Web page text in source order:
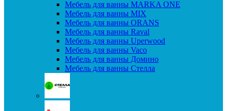
Мебель для ванны MARKA ONE
Мебель для ванны MIX
Мебель для ванны ORANS
Мебель для ванны Raval
Мебель для ванны Uperwood
Мебель для ванны Vaco
Мебель для ванны Домино
Мебель для ванны Стелла